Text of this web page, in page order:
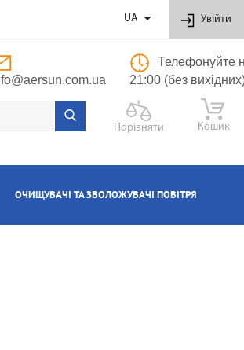
UA  Увійти
Телефонуйте
21:00 (без
Порівняти Кошик
ОЧИЩУВАЧІ ТА ЗВОЛОЖУВАЧІ ПОВІТРЯ